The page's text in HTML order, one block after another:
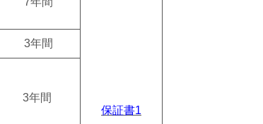
保証書1
3年間
3年間